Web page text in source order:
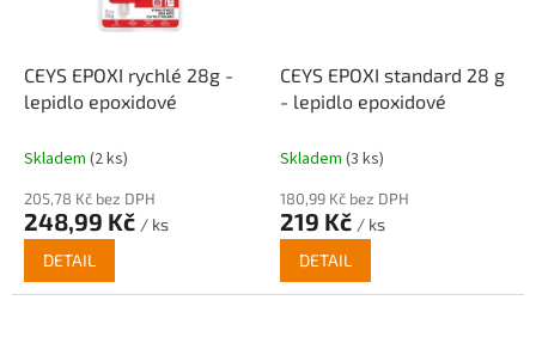
CEYS EPOXI rychlé 28g -
lepidlo epoxidové
Skladem (2 ks)
205,78 Kč bez DPH
248,99 Kč / ks
DETAIL
CEYS EPOXI standard 28 g
- lepidlo epoxidové
Skladem (3 ks)
180,99 Kč bez DPH
219 Kč / ks
DETAIL